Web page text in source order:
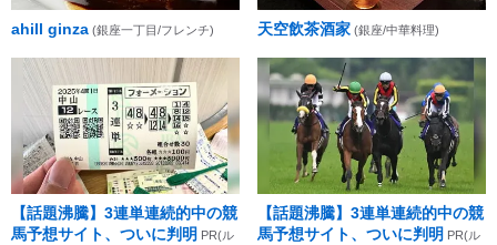
ahill ginza (銀座一丁目/フレンチ) 天空飲茶酒家 (銀座/中華料理)
【話題沸騰】3連単連続的中の競
馬予想サイト、ついに判明 PR(ル
【話題沸騰】3連単連続的中の競
馬予想サイト、ついに判明 PR(ル